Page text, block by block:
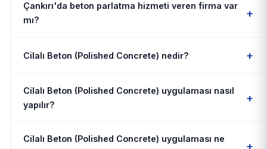
Çankırı'da beton parlatma hizmeti veren firma var
mı?
+
Cilalı Beton (Polished Concrete) nedir? +
Cilalı Beton (Polished Concrete) uygulaması nasıl
yapılır?
+
Cilalı Beton (Polished Concrete) uygulaması ne
+